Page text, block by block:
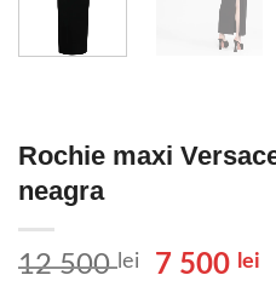
Rochie maxi
neagra
12 500 lei
Prețul
7 500 lei